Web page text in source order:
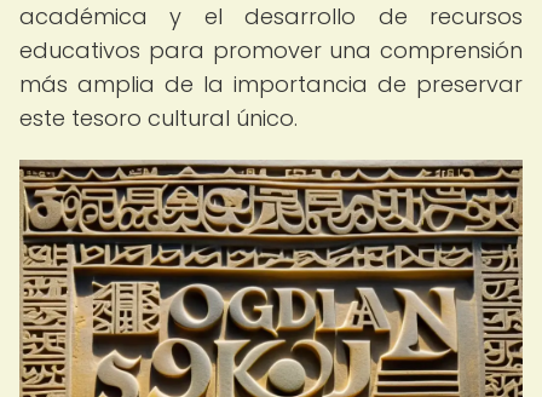
académica y el desarrollo de recursos
educativos para promover una comprensión
más amplia de la importancia de preservar
este tesoro cultural único.